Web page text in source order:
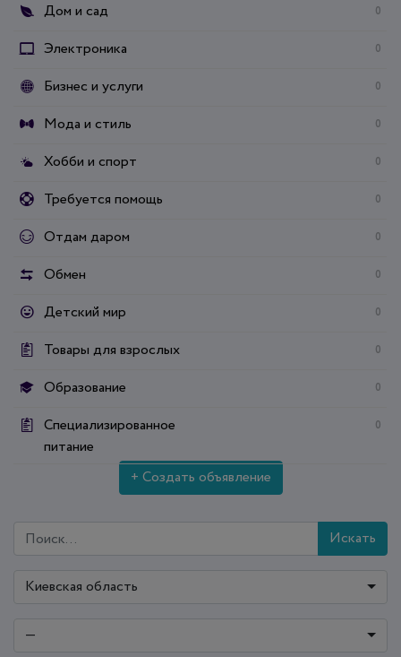
Дом и сад 0
Электроника 0
Бизнес и услуги 0
Мода и стиль 0
Хобби и спорт 0
Требуется помощь 0
Отдам даром 0
Обмен 0
Детский мир 0
Товары для взрослых 0
Образование 0
Специализированное
питание
0
+ Создать объявление
Искать
Киевская область
—